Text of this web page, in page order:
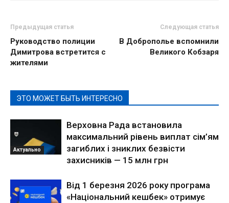
Предыдущая статья
Руководство полиции
Димитрова встретится с
жителями
Следующая статья
В Доброполье вспомнили
Великого Кобзаря
ЭТО МОЖЕТ БЫТЬ ИНТЕРЕСНО
Актуально
Верховна Рада встановила
максимальний рівень виплат сім’ям
загиблих і зниклих безвісти
захисників — 15 млн грн
Від 1 березня 2026 року програма
«Національний кешбек» отримує